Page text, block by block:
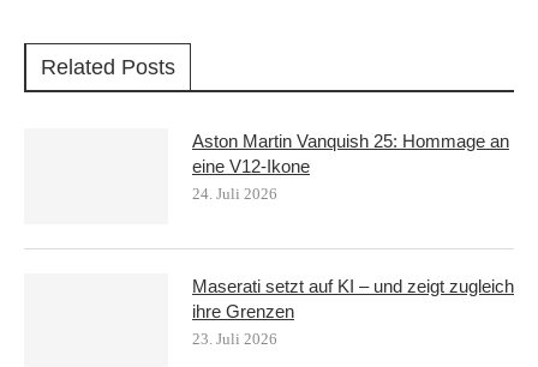
Related Posts
Aston Martin Vanquish 25: Hommage an
eine V12-Ikone
24. Juli 2026
Maserati setzt auf KI – und zeigt zugleich
ihre Grenzen
23. Juli 2026